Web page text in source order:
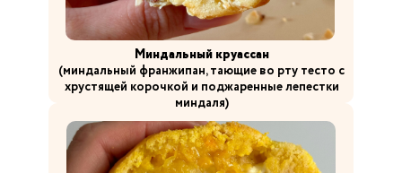
Миндальный круассан
(миндальный франжипан, тающие во рту тесто с
хрустящей корочкой и поджаренные лепестки
миндаля)